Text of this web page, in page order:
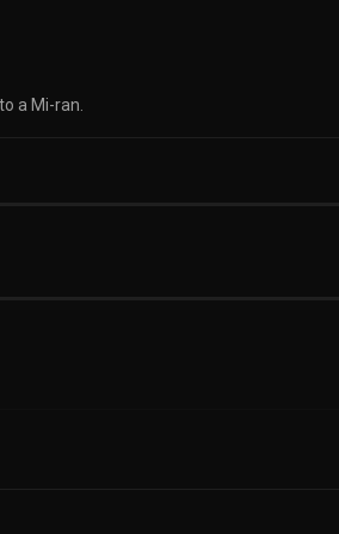
a Mi-ran.